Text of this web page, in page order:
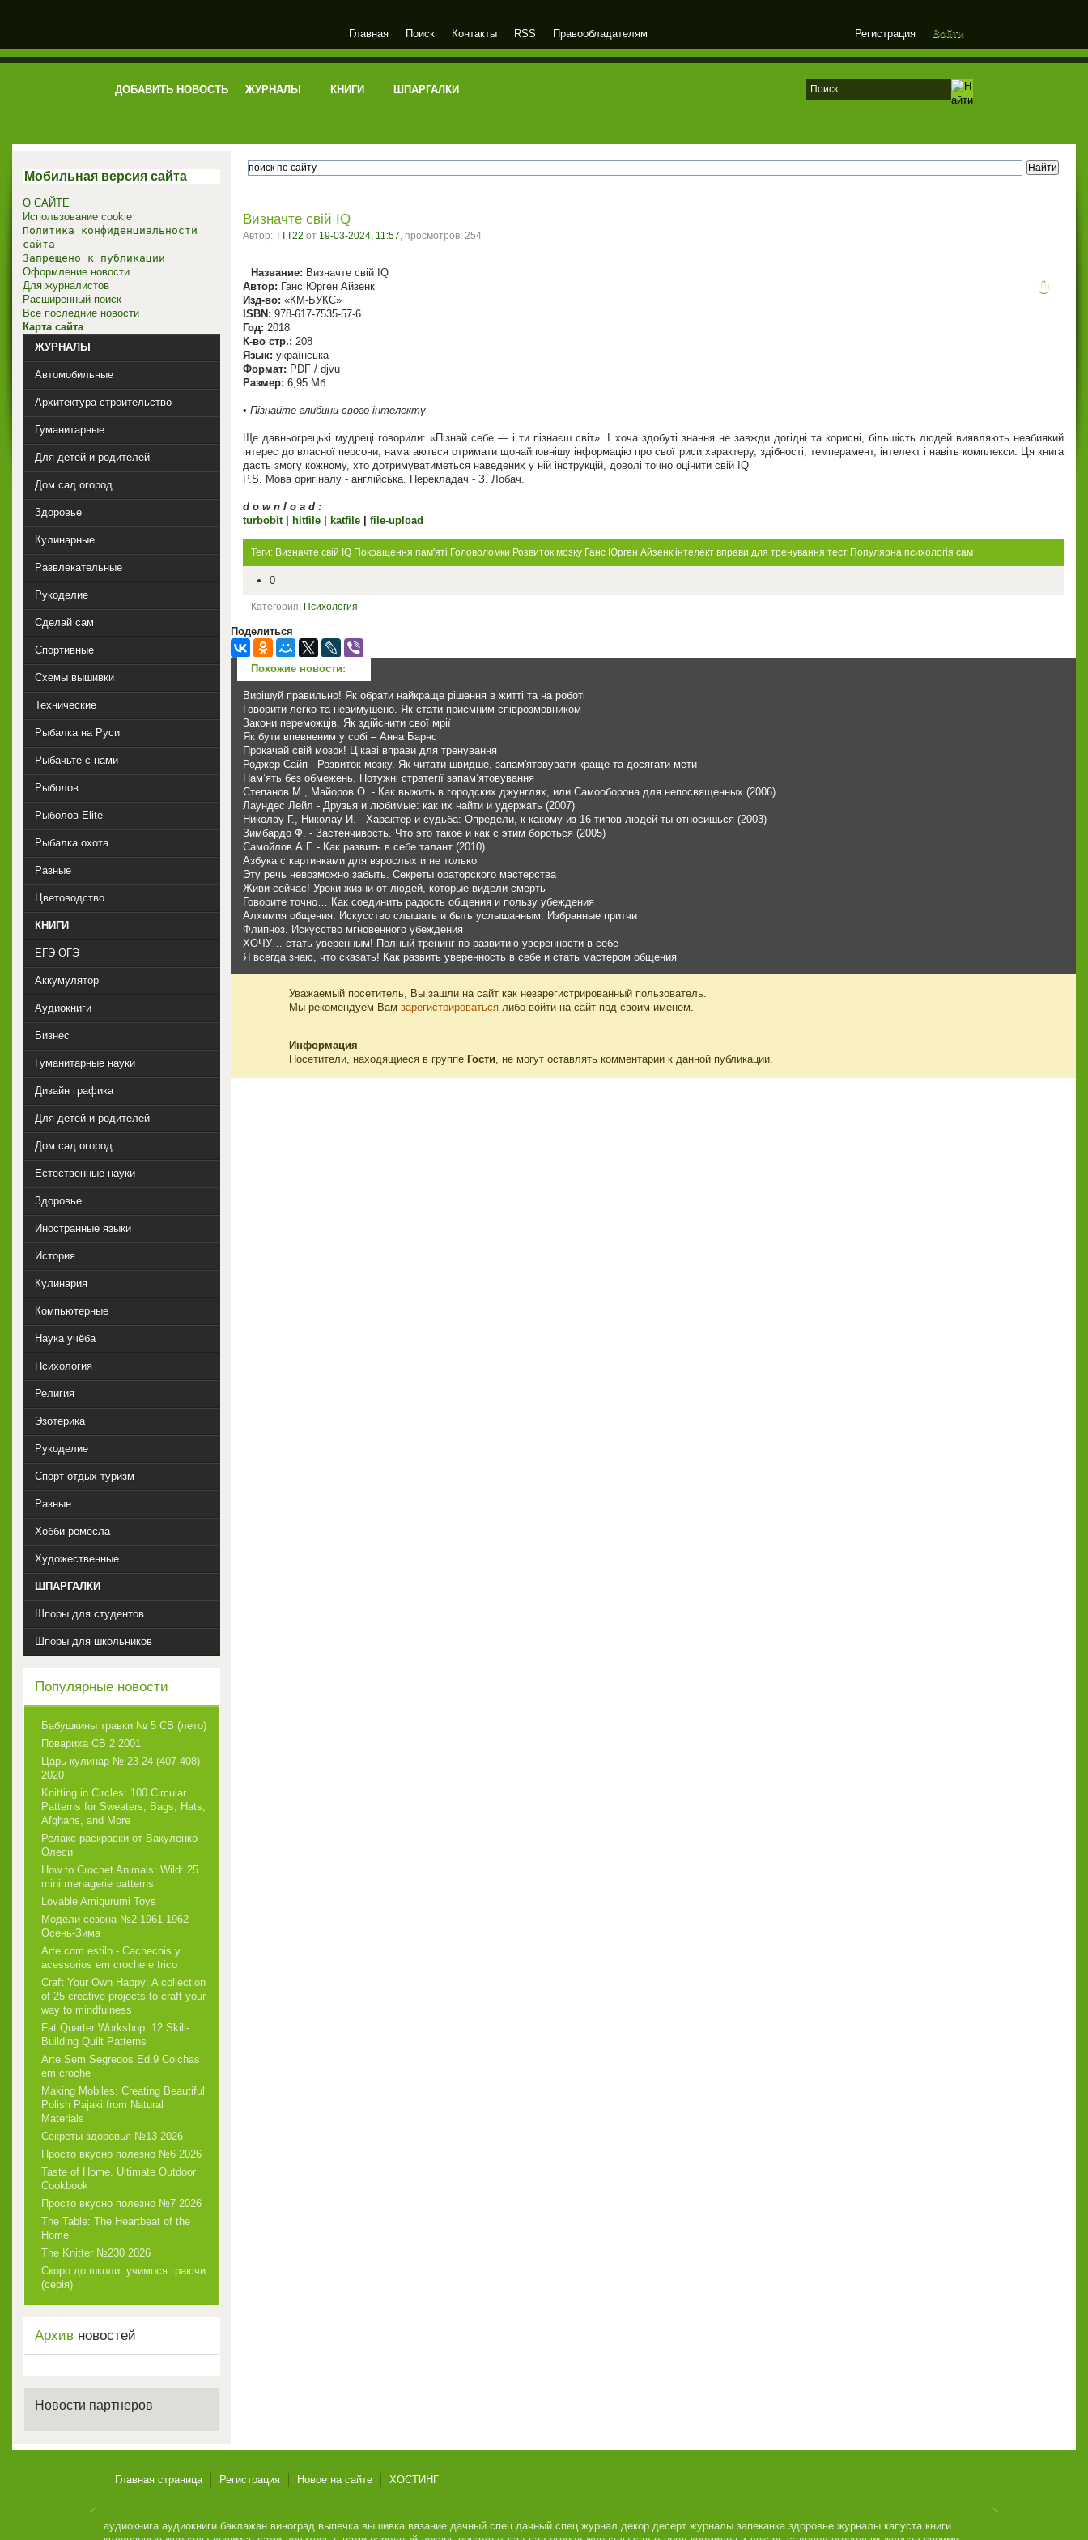
электронная библиотека
Регистрация Войти
Главная Поиск Контакты RSS Правообладателям
ДОБАВИТЬ НОВОСТЬ ЖУРНАЛЫ КНИГИ ШПАРГАЛКИ
Визначте свій IQ
Автор: TTT22 от 19-03-2024, 11:57, просмотров: 254
0
Название: Визначте свій IQ
Автор: Ганс Юрген Айзенк
Изд-во: «КМ-БУКС»
ISBN: 978-617-7535-57-6
Год: 2018
К-во стр.: 208
Язык: українська
Формат: PDF / djvu
Размер: 6,95 Мб
• Пізнайте глибини свого інтелекту
Ще давньогрецькі мудреці говорили: «Пізнай себе — і ти пізнаєш світ». І хоча здобуті знання не завжди догідні та корисні, більшість людей виявляють неабиякий
інтерес до власної персони, намагаються отримати щонайповнішу інформацію про свої риси характеру, здібності, темперамент, інтелект і навіть комплекси. Ця книга
дасть змогу кожному, хто дотримуватиметься наведених у ній інструкцій, доволі точно оцінити свій ІQ
P.S. Мова оригіналу - англійська. Перекладач - З. Лобач.
d o w n l o a d :
turbobit
hitfile katfile file-upload
Теги: Визначте свій IQ Покращення пам'яті Головоломки Розвиток мозку Ганс Юрген Айзенк інтелект вправи для тренування тест Популярна психологія сам
0
Категория: Психология
Поделиться
Похожие новости:
Вирішуй правильно! Як обрати найкраще рішення в житті та на роботі
Говорити легко та невимушено. Як стати приємним співрозмовником
Закони переможців. Як здійснити cвої мрії
Як бути впевненим у собі – Анна Барнс
Прокачай свій мозок! Цікаві вправи для тренування
Роджер Сайп - Розвиток мозку. Як читати швидше, запам'ятовувати краще та досягати мети
Пам’ять без обмежень. Потужні стратегії запам’ятовування
Степанов М., Майоров О. - Как выжить в городских джунглях, или Самооборона для непосвященных (2006)
Лаундес Лейл - Друзья и любимые: как их найти и удержать (2007)
Николау Г., Николау И. - Характер и судьба: Определи, к какому из 16 типов людей ты относишься (2003)
Зимбардо Ф. - Застенчивость. Что это такое и как с этим бороться (2005)
Самойлов А.Г. - Как развить в себе талант (2010)
Азбука с картинками для взрослых и не только
Эту речь невозможно забыть. Секреты ораторского мастерства
Живи сейчас! Уроки жизни от людей, которые видели смерть
Говорите точно… Как соединить радость общения и пользу убеждения
Алхимия общения. Искусство слышать и быть услышанным. Избранные притчи
Флипноз. Искусство мгновенного убеждения
ХОЧУ… стать уверенным! Полный тренинг по развитию уверенности в себе
Я всегда знаю, что сказать! Как развить уверенность в себе и стать мастером общения
Уважаемый посетитель, Вы зашли на сайт как незарегистрированный пользователь.
Мы рекомендуем Вам зарегистрироваться либо войти на сайт под своим именем.
Информация
Посетители, находящиеся в группе Гости , не могут оставлять комментарии к данной публикации.
Мобильная версия сайта
О САЙТЕ
Использование cookie
Политика конфиденциальности
сайта
Запрещено к публикации
Оформление новости
Для журналистов
Расширенный поиск
Все последние новости
Карта сайта
ЖУРНАЛЫ
Автомобильные
Архитектура строительство
Гуманитарные
Для детей и родителей
Дом сад огород
Здоровье
Кулинарные
Развлекательные
Рукоделие
Сделай сам
Спортивные
Схемы вышивки
Технические
Рыбалка на Руси
Рыбачьте с нами
Рыболов
Рыболов Elite
Рыбалка охота
Разные
Цветоводство
КНИГИ
ЕГЭ ОГЭ
Аккумулятор
Аудиокниги
Бизнес
Гуманитарные науки
Дизайн графика
Для детей и родителей
Дом сад огород
Естественные науки
Здоровье
Иностранные языки
История
Кулинария
Компьютерные
Наука учёба
Психология
Религия
Эзотерика
Рукоделие
Спорт отдых туризм
Разные
Хобби ремёсла
Художественные
ШПАРГАЛКИ
Шпоры для студентов
Шпоры для школьников
Популярные новости
Бабушкины травки № 5 СВ (лето)
Повариха СВ 2 2001
Царь-кулинар № 23-24 (407-408)
2020
Knitting in Circles: 100 Circular
Patterns for Sweaters, Bags, Hats,
Afghans, and More
Релакс-раскраски от Вакуленко
Олеси
How to Crochet Animals: Wild: 25
mini menagerie patterns
Lovable Amigurumi Toys
Модели сезона №2 1961-1962
Осень-Зима
Arte com estilo - Cachecois у
acessorios em croche e trico
Craft Your Own Happy: A collection
of 25 creative projects to craft your
way to mindfulness
Fat Quarter Workshop: 12 Skill-
Building Quilt Patterns
Arte Sem Segredos Ed.9 Colchas
em croche
Making Mobiles: Creating Beautiful
Polish Pajaki from Natural
Materials
Секреты здоровья №13 2026
Просто вкусно полезно №6 2026
Taste of Home. Ultimate Outdoor
Cookbook
Просто вкусно полезно №7 2026
The Table: The Heartbeat of the
Home
The Knitter №230 2026
Скоро до школи: учимося граючи
(серія)
Архив новостей
Новости партнеров
Главная страница Регистрация Новое на сайте ХОСТИНГ
аудиокнига аудиокниги баклажан виноград выпечка вышивка вязание дачный спец дачный спец журнал декор десерт журналы запеканка здоровье журналы капуста книги